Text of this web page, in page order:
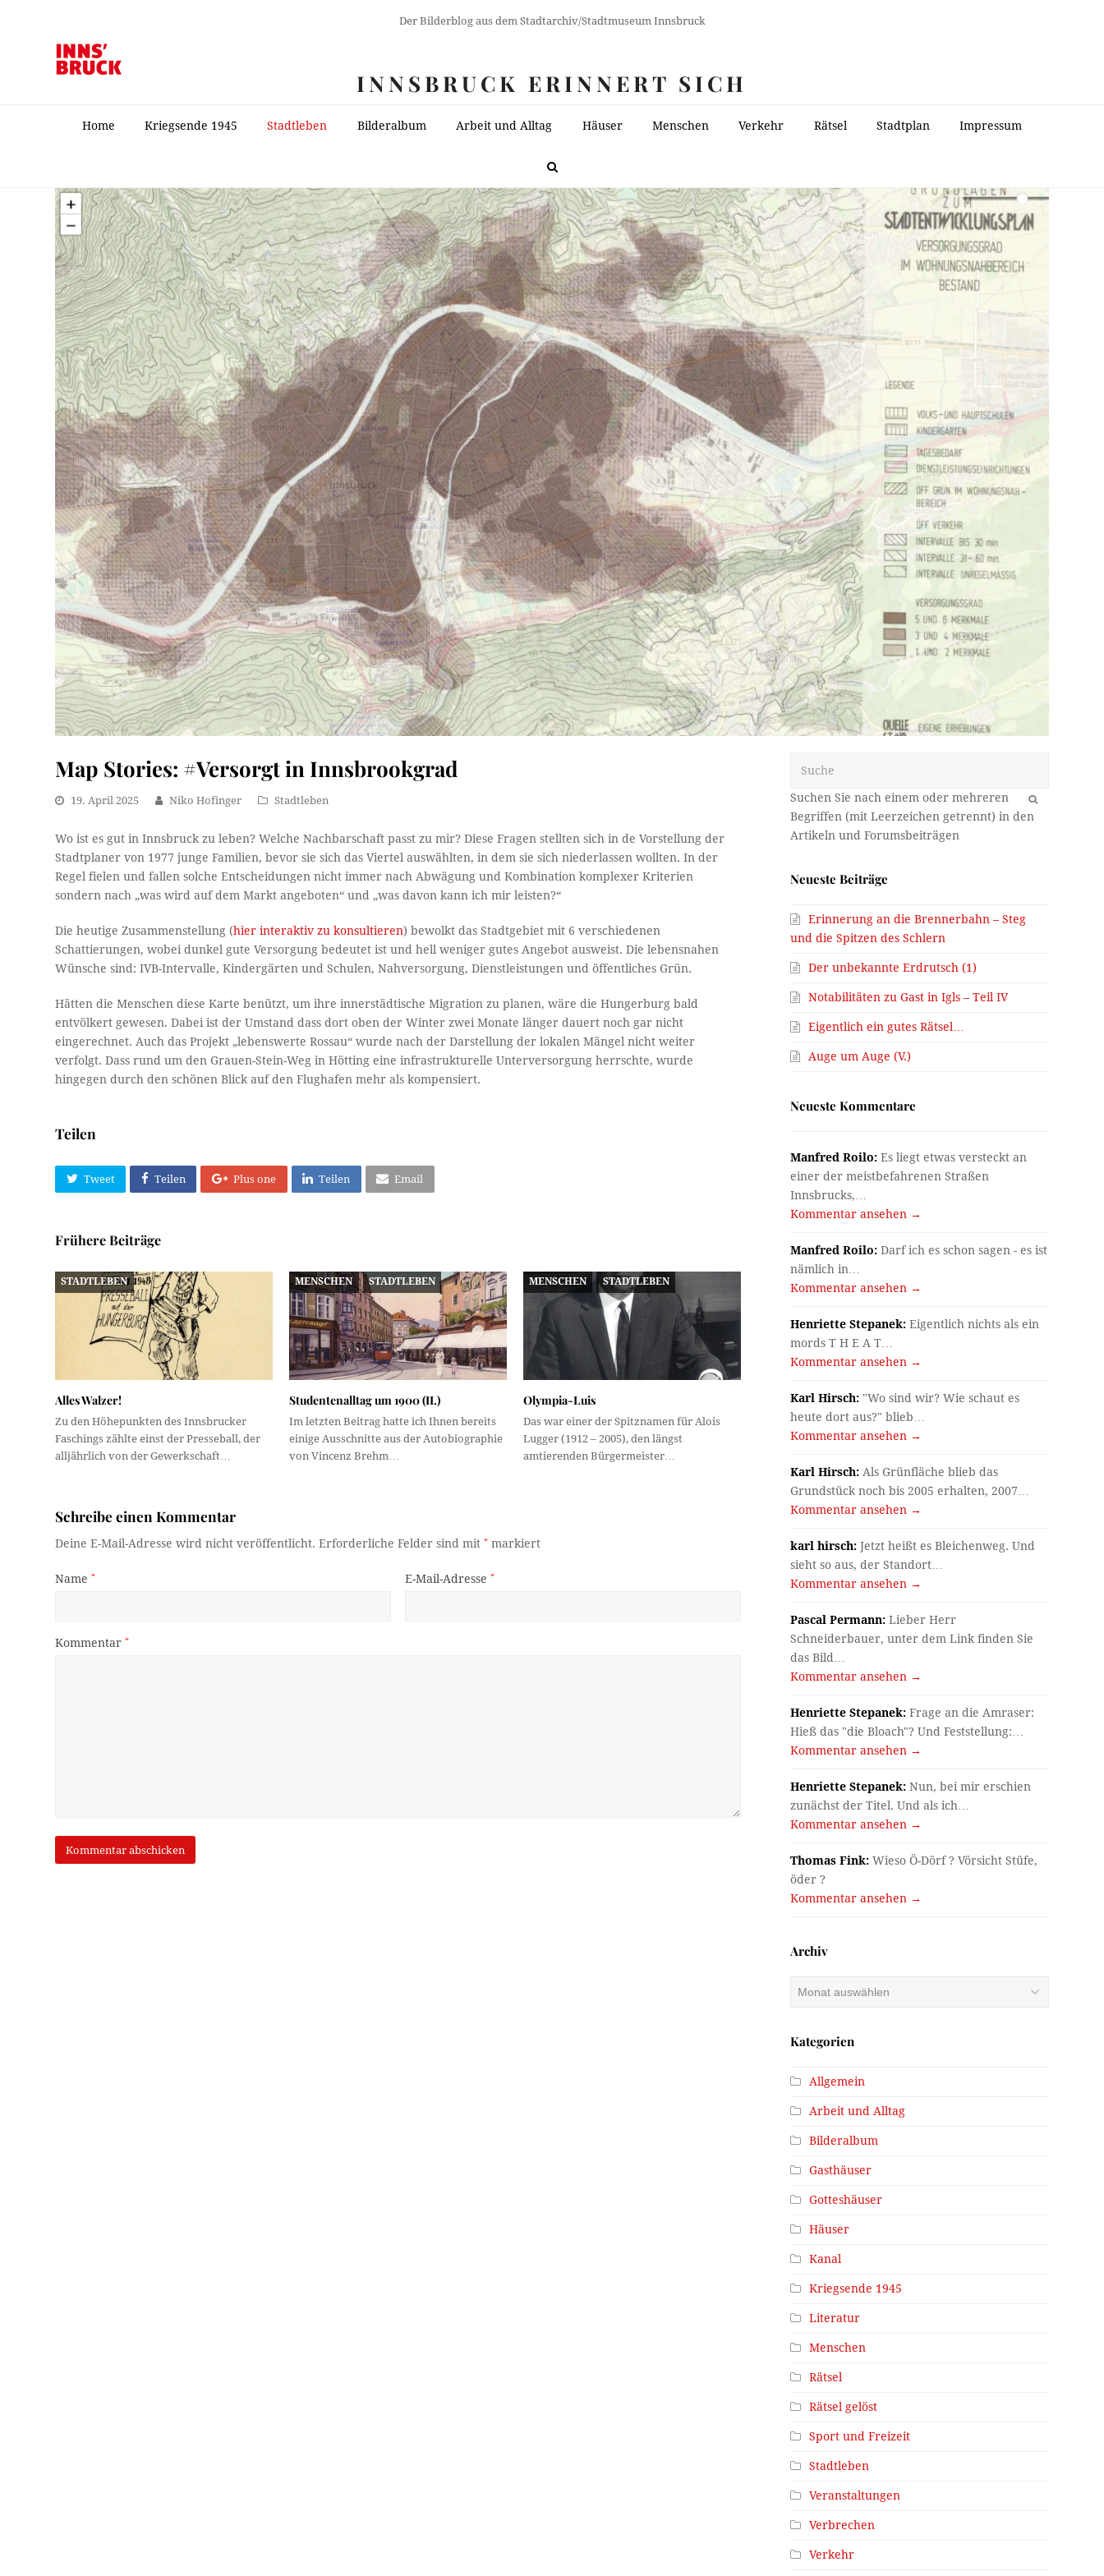
Der Bilderblog aus dem Stadtarchiv/Stadtmuseum Innsbruck
INNSBRUCK ERINNERT SICH
Home Kriegsende 1945 Stadtleben Bilderalbum Arbeit und Alltag Häuser Menschen Verkehr Rätsel Stadtplan Impressum
Map Stories: #Versorgt in Innsbrookgrad
19. April 2025 Niko Hofinger Stadtleben
Wo ist es gut in Innsbruck zu leben? Welche Nachbarschaft passt zu mir? Diese Fragen stellten sich in de Vorstellung der
Stadtplaner von 1977 junge Familien, bevor sie sich das Viertel auswählten, in dem sie sich niederlassen wollten. In der
Regel fielen und fallen solche Entscheidungen nicht immer nach Abwägung und Kombination komplexer Kriterien
sondern nach „was wird auf dem Markt angeboten“ und „was davon kann ich mir leisten?“
Die heutige Zusammenstellung (hier interaktiv zu konsultieren) bewolkt das Stadtgebiet mit 6 verschiedenen
Schattierungen, wobei dunkel gute Versorgung bedeutet ist und hell weniger gutes Angebot ausweist. Die lebensnahen
Wünsche sind: IVB-Intervalle, Kindergärten und Schulen, Nahversorgung, Dienstleistungen und öffentliches Grün.
Hätten die Menschen diese Karte benützt, um ihre innerstädtische Migration zu planen, wäre die Hungerburg bald
entvölkert gewesen. Dabei ist der Umstand dass dort oben der Winter zwei Monate länger dauert noch gar nicht
eingerechnet. Auch das Projekt „lebenswerte Rossau“ wurde nach der Darstellung der lokalen Mängel nicht weiter
verfolgt. Dass rund um den Grauen-Stein-Weg in Hötting eine infrastrukturelle Unterversorgung herrschte, wurde
hingegen durch den schönen Blick auf den Flughafen mehr als kompensiert.
Teilen
Tweet Teilen Plus one Teilen Email
Frühere Beiträge
STADTLEBEN
Alles Walzer!
Zu den Höhepunkten des Innsbrucker
Faschings zählte einst der Presseball, der
alljährlich von der Gewerkschaft…
MENSCHEN STADTLEBEN
Studentenalltag um 1900 (II.)
Im letzten Beitrag hatte ich Ihnen bereits
einige Ausschnitte aus der Autobiographie
von Vincenz Brehm…
MENSCHEN STADTLEBEN
Olympia-Luis
Das war einer der Spitznamen für Alois
Lugger (1912 – 2005), den längst
amtierenden Bürgermeister…
Schreibe einen Kommentar
Deine E-Mail-Adresse wird nicht veröffentlicht. Erforderliche Felder sind mit* markiert
Name* E-Mail-Adresse *
Kommentar*
OK
Neueste Beiträge
Erinnerung an die Brennerbahn – Steg
und die Spitzen des Schlern
Der unbekannte Erdrutsch (1)
Notabilitäten zu Gast in Igls – Teil IV
Eigentlich ein gutes Rätsel…
Auge um Auge (V.)
Neueste Kommentare
Manfred Roilo: Es liegt etwas versteckt an
einer der meistbefahrenen Straßen
Innsbrucks,…
Kommentar ansehen →
Manfred Roilo: Darf ich es schon sagen - es ist
nämlich in…
Kommentar ansehen →
Henriette Stepanek: Eigentlich nichts als ein
mords T H E A T…
Kommentar ansehen →
Karl Hirsch: "Wo sind wir? Wie schaut es
heute dort aus?" blieb…
Kommentar ansehen →
Karl Hirsch: Als Grünfläche blieb das
Grundstück noch bis 2005 erhalten, 2007…
Kommentar ansehen →
karl hirsch: Jetzt heißt es Bleichenweg. Und
sieht so aus, der Standort…
Kommentar ansehen →
Pascal Permann: Lieber Herr
Schneiderbauer, unter dem Link finden Sie
das Bild…
Kommentar ansehen →
Henriette Stepanek: Frage an die Amraser:
Hieß das "die Bloach"? Und Feststellung:…
Kommentar ansehen →
Henriette Stepanek: Nun, bei mir erschien
zunächst der Titel. Und als ich…
Kommentar ansehen →
Thomas Fink: Wieso Ö-Dörf ? Vörsicht Stüfe,
öder ?
Kommentar ansehen →
Archiv
Archiv
Kategorien
Allgemein
Arbeit und Alltag
Bilderalbum
Gasthäuser
Gotteshäuser
Häuser
Kanal
Kriegsende 1945
Literatur
Menschen
Rätsel
Rätsel gelöst
Sport und Freizeit
Stadtleben
Veranstaltungen
Verbrechen
Verkehr